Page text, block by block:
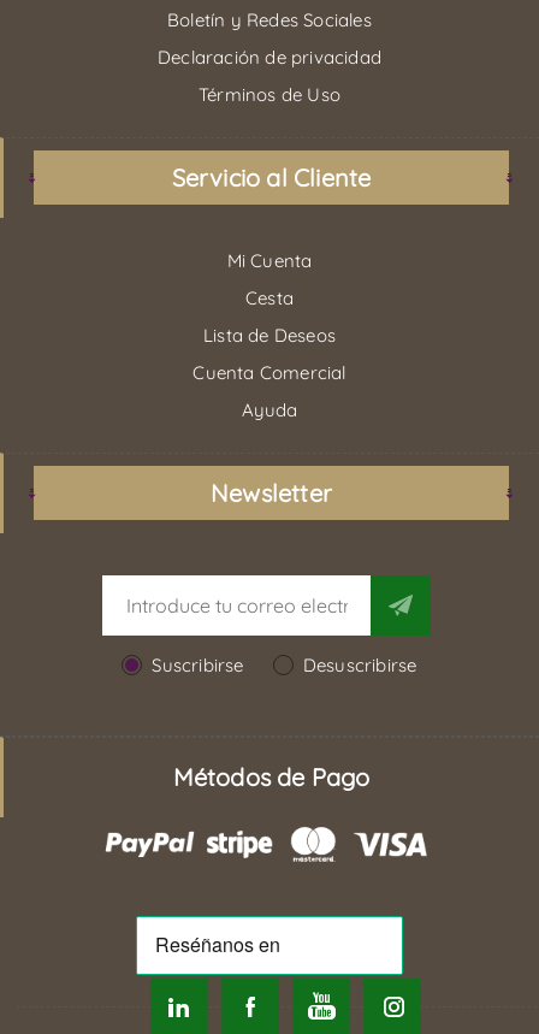
Boletín y Redes Sociales
Declaración de privacidad
Términos de Uso
Servicio al Cliente
Mi Cuenta
Cesta
Lista de Deseos
Cuenta Comercial
Ayuda
Newsletter
Suscribirse Desuscribirse
Métodos de Pago